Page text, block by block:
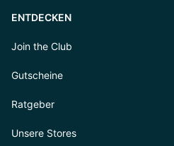
ENTDECKEN
Join the Club
Gutscheine
Ratgeber
Unsere Stores